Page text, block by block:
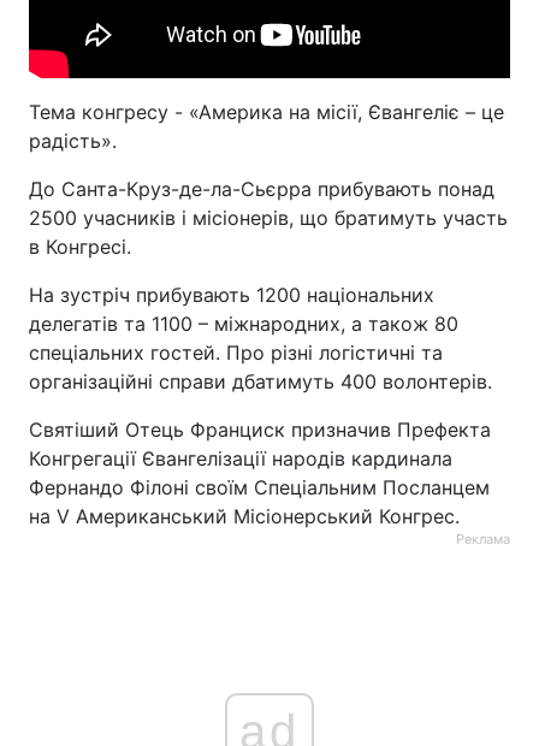
Тема конгресу - «Америка на місії, Євангеліє – це
радість».
До Санта-Круз-де-ла-Сьєрра прибувають понад
2500 учасників і місіонерів, що братимуть участь
в Конгресі.
На зустріч прибувають 1200 національних
делегатів та 1100 – міжнародних, а також 80
спеціальних гостей. Про різні логістичні та
організаційні справи дбатимуть 400 волонтерів.
Святіший Отець Франциск призначив Префекта
Конгрегації Євангелізації народів кардинала
Фернандо Філоні своїм Спеціальним Посланцем
на V Американський Місіонерський Конгрес.
Реклама
ad